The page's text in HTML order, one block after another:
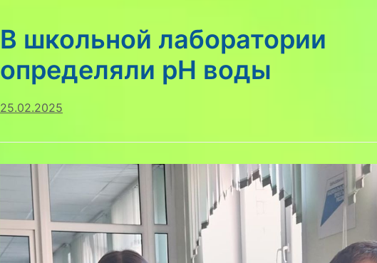
В школьной лаборатории
определяли pH воды
25.02.2025